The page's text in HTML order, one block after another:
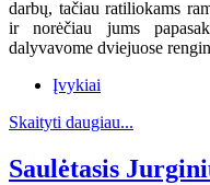
darbų, tačiau ratiliokams
ir norėčiau jums
dalyvavome dviejuose
Įvykiai
Skaityti daugiau...
Saulėtasis